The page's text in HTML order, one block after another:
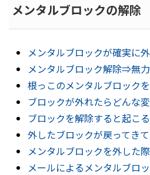
メンタルブロックの解除
メンタルブロックが確実に
メンタルブロック解除⇒無
根っこのメンタルブロック
ブロックが外れたらどんな
ブロックを解除すると起こ
外したブロックが戻ってき
メンタルブロックを外した
メールによるメンタルブロ